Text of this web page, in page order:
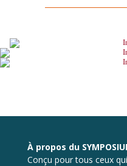
À propos du
Conçu pour tous ceux